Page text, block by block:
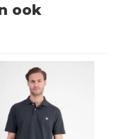
ook